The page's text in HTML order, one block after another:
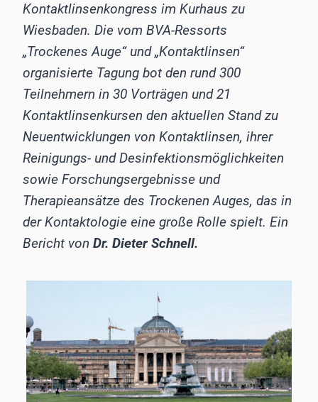
Kontaktlinsenkongress im Kurhaus zu
Wiesbaden. Die vom BVA-Ressorts
„Trockenes Auge“ und „Kontaktlinsen“
organisierte Tagung bot den rund 300
Teilnehmern in 30 Vorträgen und 21
Kontaktlinsenkursen den aktuellen Stand zu
Neuentwicklungen von Kontaktlinsen, ihrer
Reinigungs- und Desinfektionsmöglichkeiten
sowie Forschungsergebnisse und
Therapieansätze des Trockenen Auges, das in
der Kontaktologie eine große Rolle spielt. Ein
Bericht von Dr. Dieter Schnell.